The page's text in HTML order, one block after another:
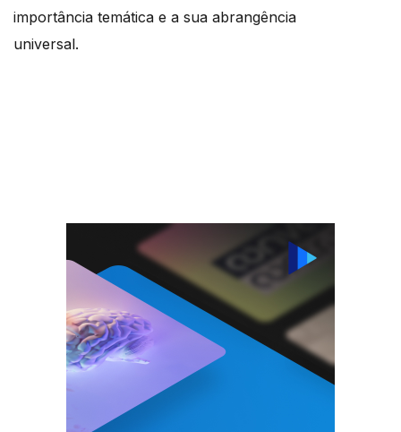
importância temática e a sua abrangência
universal.